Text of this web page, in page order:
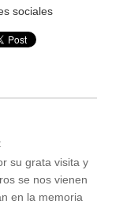
sociales
:
su grata visita y
se nos vienen
en la memoria